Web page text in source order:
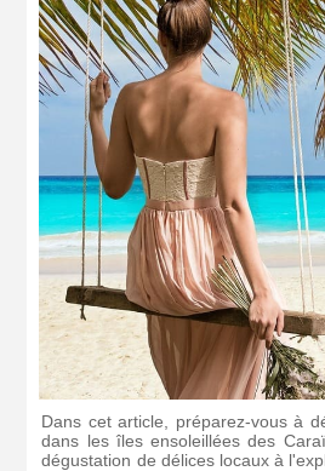
Dans cet article, préparez-vous à
dans les îles ensoleillées des
dégustation de délices locaux à